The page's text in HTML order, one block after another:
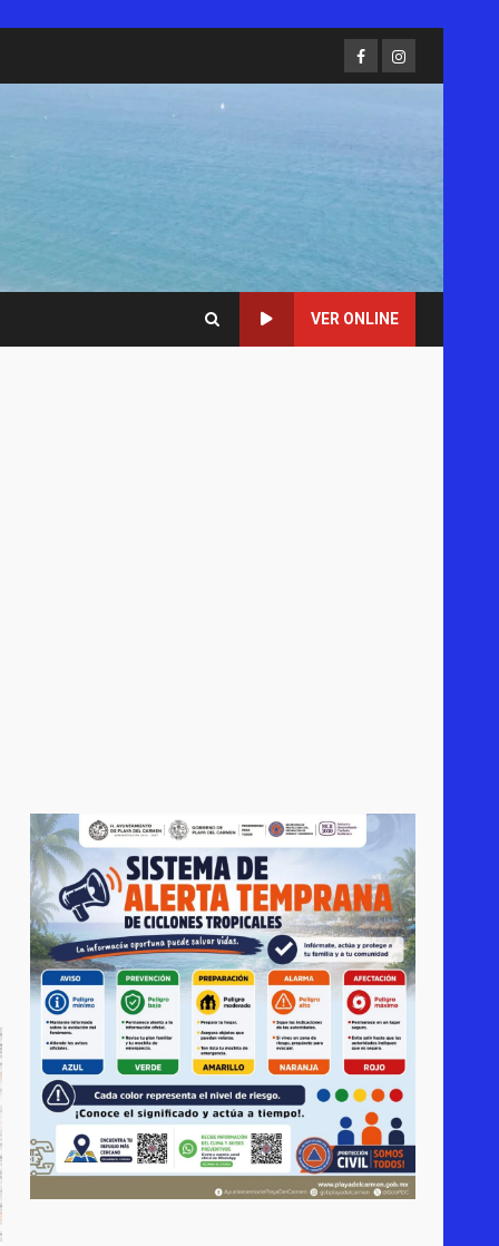
FacebookInstagram
VER ONLINE